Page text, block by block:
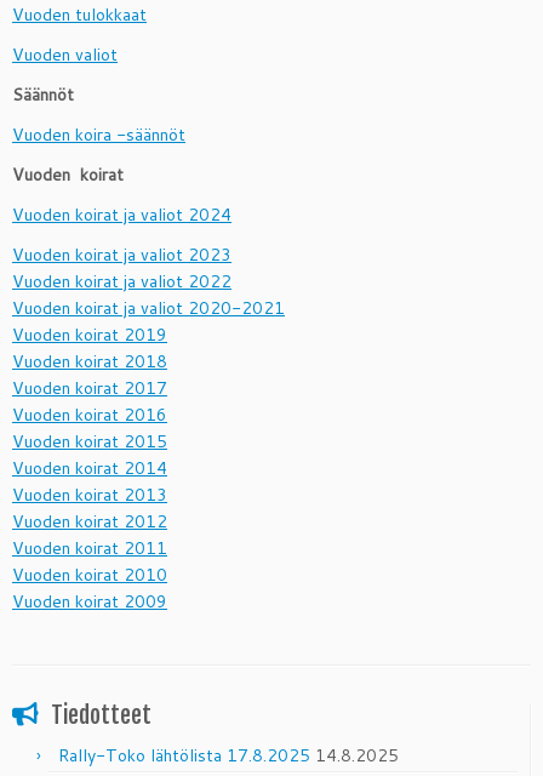
Vuoden tulokkaat
Vuoden valiot
Säännöt
Vuoden koira -säännöt
Vuoden koirat
Vuoden koirat ja valiot 2024
Vuoden koirat ja valiot 2023
Vuoden koirat ja valiot 2022
Vuoden koirat ja valiot 2020-2021
Vuoden koirat 2019
Vuoden koirat 2018
Vuoden koirat 2017
Vuoden koirat 2016
Vuoden koirat 2015
Vuoden koirat 2014
Vuoden koirat 2013
Vuoden koirat 2012
Vuoden koirat 2011
Vuoden koirat 2010
Vuoden koirat 2009
Tiedotteet
Rally-Toko lähtölista 17.8.2025 14.8.2025